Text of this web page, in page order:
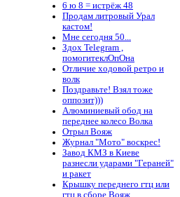
6 ю 8 = истрёж 48
Продам литровый Урал
кастом!
Мне сегодня 50...
Здох Telegram ,
помогитеклОпОна
Отличие ходовой ретро и
волк
Поздравьте! Взял тоже
оппозит)))
Алюминиевый обод на
переднее колесо Волка
Отрыл Вояж
Журнал "Мото" воскрес!
Завод КМЗ в Киеве
разнесли ударами "Гераней"
и ракет
Крышку переднего гтц или
гтц в сборе Вояж